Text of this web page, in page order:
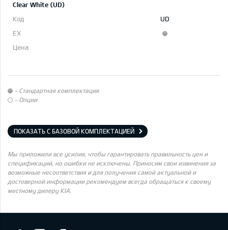
Clear White (UD)
UD
- Стандартная комплектация
- Опции
ПОКАЗАТЬ С БАЗОВОЙ КОМПЛЕКТАЦИЕЙ
Мы приложили все усилия, чтобы гарантировать правильность цен и
спецификаций, но ошибки не исключены. Приносим свои извинения за
возможные несоответствия и для получения самой актуальной и
достоверной информации рекомендуем всегда обращаться к своему
местному дилеру KIA.